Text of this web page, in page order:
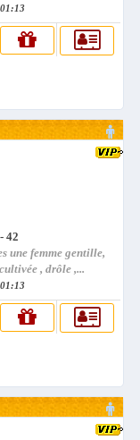
42
une femme gentille,
, drôle ,...